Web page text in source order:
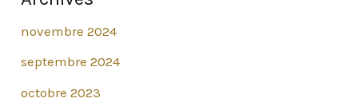
h
e
r
u
novembre 2024
septembre 2024
octobre 2023